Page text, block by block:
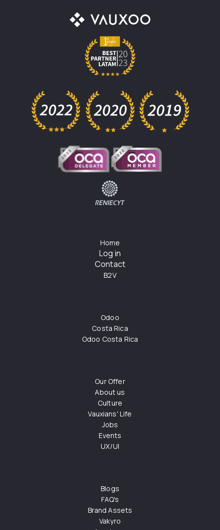
Home
Log in
Contact
B2V
Odoo
Costa Rica
Odoo Costa Rica
Our Offer
About us
Culture
Vauxians' Life
Jobs
Events
UX/UI
Blogs
FAQ's
Brand Assets
Vakyro